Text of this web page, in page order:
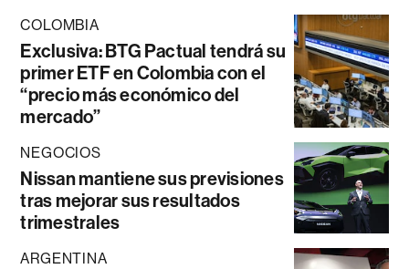
COLOMBIA
Exclusiva: BTG Pactual tendrá su
primer ETF en Colombia con el
“precio más económico del
mercado”
NEGOCIOS
Nissan mantiene sus previsiones
tras mejorar sus resultados
trimestrales
ARGENTINA